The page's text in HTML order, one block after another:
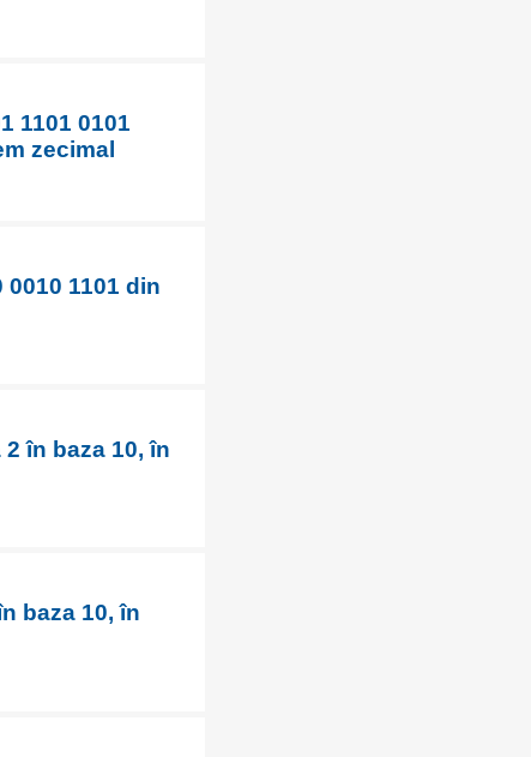
1101 0101
zecimal
1101 din
în baza 10, în
baza 10, în